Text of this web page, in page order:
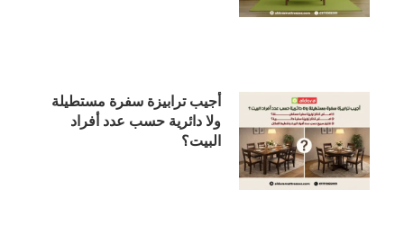
أجيب ترابيزة سفرة مستطيلة
ولا دائرية حسب عدد أفراد
البيت؟